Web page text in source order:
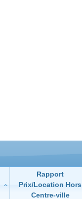
Rapport
Prix/Location Hors
Centre-ville